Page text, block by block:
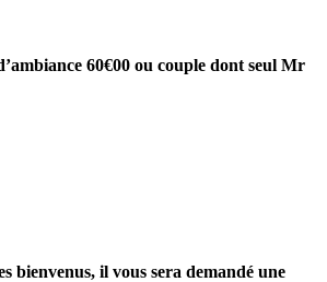
60€00 ou couple dont seul Mr
bienvenus, il vous sera demandé une